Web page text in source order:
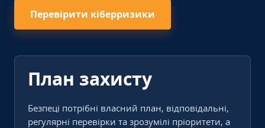
Перевірити кіберризики
План захисту
Безпеці потрібні власний план, відповідальні,
регулярні перевірки та зрозумілі пріоритети, а